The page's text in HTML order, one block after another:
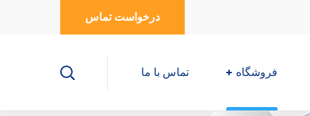
درخواست تماس
فروشگاه تماس با ما